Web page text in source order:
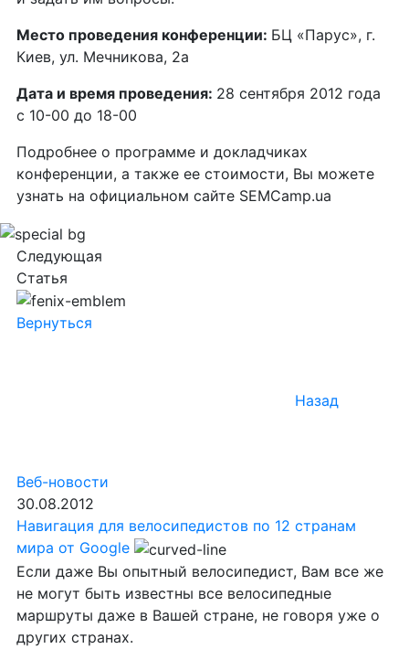
Место проведения конференции: БЦ «Парус», г.
Киев, ул. Мечникова, 2а
Дата и время проведения: 28 сентября 2012 года
с 10-00 до 18-00
Подробнее о программе и докладчиках
конференции, а также ее стоимости, Вы можете
узнать на официальном сайте SEMCamp.ua
Следующая
Статья
Вернуться
Назад
Веб-новости
30.08.2012
Навигация для велосипедистов по 12 странам
мира от Google
Если даже Вы опытный велосипедист, Вам все же
не могут быть известны все велосипедные
маршруты даже в Вашей стране, не говоря уже о
других странах.